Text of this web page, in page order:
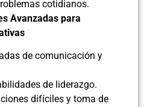
cotidianos.
Avanzadas para
de comunicación y
de liderazgo.
difíciles y toma de